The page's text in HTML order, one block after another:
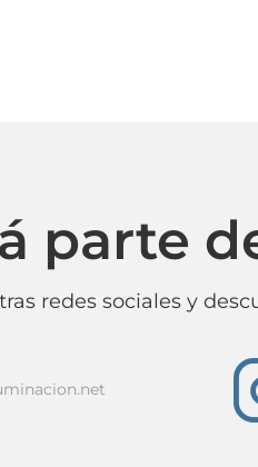
parte
redes sociales y